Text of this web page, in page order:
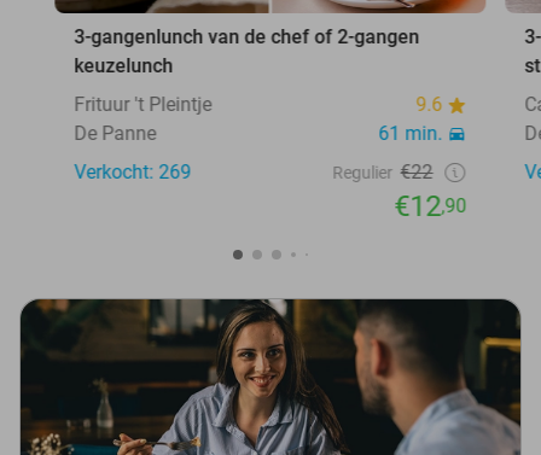
3-gangenlunch van de chef of 2-gangen
keuzelunch
Frituur 't Pleintje
9.6
De Panne
61 min.
Verkocht: 269
Regulier €22
€12,90